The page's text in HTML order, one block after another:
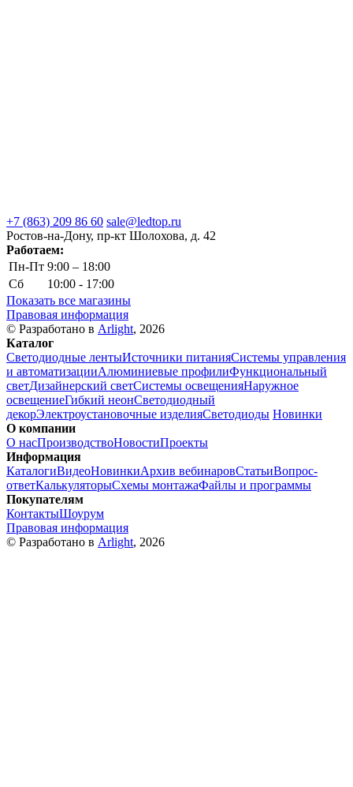
+7 (863) 209 86 60 sale@ledtop.ru
Ростов-на-Дону, пр-кт Шолохова, д. 42
Работаем:
Пн-Пт 9:00 – 18:00
Сб
10:00 - 17:00
Показать все магазины
Правовая информация
© Разработано в Arlight, 2026
Каталог
Светодиодные лентыИсточники питанияСистемы управления
и автоматизацииАлюминиевые профилиФункциональный
светДизайнерский светСистемы освещенияНаружное
освещениеГибкий неонСветодиодный
декорЭлектроустановочные изделияСветодиоды Новинки
О компании
О насПроизводствоНовостиПроекты
Информация
КаталогиВидеоНовинкиАрхив вебинаровСтатьиВопрос-
ответКалькуляторыСхемы монтажаФайлы и программы
Покупателям
КонтактыШоурум
Правовая информация
© Разработано в Arlight, 2026